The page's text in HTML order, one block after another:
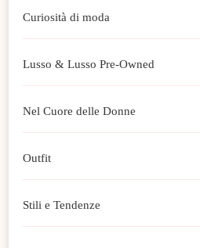
Curiosità di moda
Lusso & Lusso Pre-Owned
Nel Cuore delle Donne
Outfit
Stili e Tendenze